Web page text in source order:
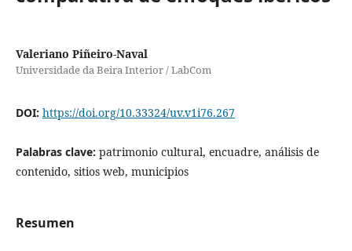
Valeriano Piñeiro-Naval
Universidade da Beira Interior / LabCom
DOI: https://doi.org/10.33324/uv.v1i76.267
Palabras clave: patrimonio cultural, encuadre, análisis de
contenido, sitios web, municipios
Resumen